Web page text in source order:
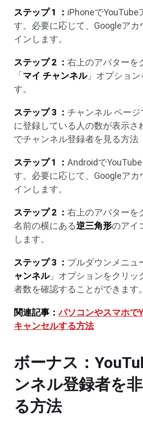
ステップ 1 ： iPhoneでYouTube
す。必要に応じて、Googleアカ
インします。
ステップ 2 ： 右上のアバターを
「 マイ チャンネル」オプション
す。
ステップ 3 ： チャンネル ペー
に登録している人の数が表示さ
でチャンネル登録者を見る方法
ステップ 1 ： Androidで
す。必要に応じて、Googleアカ
インします。
ステップ 2 ： 右上のアバターを
名前の横にある逆三角形のアイ
します。
ステップ 3 ： プルダウンメニュ
ャンネル」オプションをクリッ
者数を確認することができます。
関連記事：パソコンやスマホで
キャンセルする方法
ボーナス：
ンネル登録者を
る方法